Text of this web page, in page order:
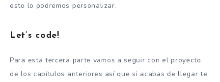
esto lo podremos personalizar.
Let’s code!
Para esta tercera parte vamos a seguir con el proyecto
de los capítulos anteriores así que si acabas de llegar te